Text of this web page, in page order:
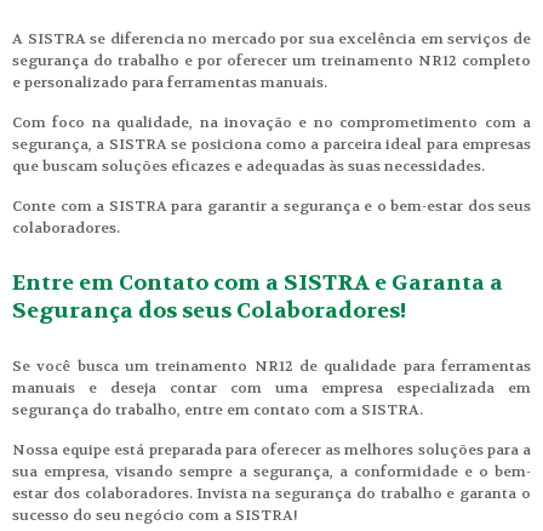
A SISTRA se diferencia no mercado por sua excelência em serviços de
segurança do trabalho e por oferecer um treinamento NR12 completo
e personalizado para ferramentas manuais.
Com foco na qualidade, na inovação e no comprometimento com a
segurança, a SISTRA se posiciona como a parceira ideal para empresas
que buscam soluções eficazes e adequadas às suas necessidades.
Conte com a SISTRA para garantir a segurança e o bem-estar dos seus
colaboradores.
Entre em Contato com a SISTRA e Garanta a
Segurança dos seus Colaboradores!
Se você busca um treinamento NR12 de qualidade para ferramentas
manuais e deseja contar com uma empresa especializada em
segurança do trabalho, entre em contato com a SISTRA.
Nossa equipe está preparada para oferecer as melhores soluções para a
sua empresa, visando sempre a segurança, a conformidade e o bem-
estar dos colaboradores. Invista na segurança do trabalho e garanta o
sucesso do seu negócio com a SISTRA!